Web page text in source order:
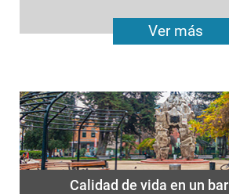
Ver más
Calidad de vida en un